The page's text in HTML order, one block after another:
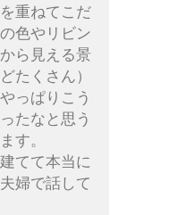
重ねてこだ
色やリビン
ら見える景
たくさん）
っぱりこう
たなと思う
す。
てて本当に
婦で話して